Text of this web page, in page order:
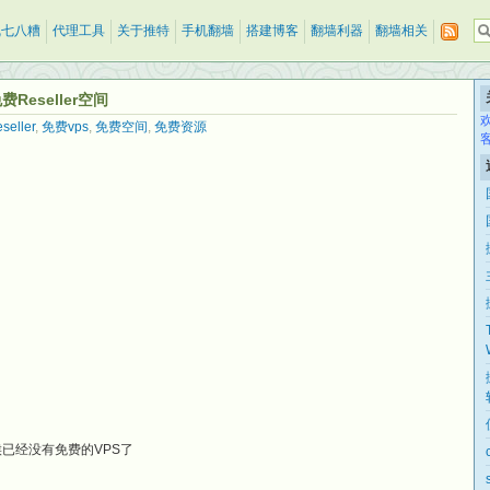
八糟 代理工具 关于推特 手机翻墙 搭建博客 翻墙利器 翻墙相关
Reseller空间
, 免费vps, 免费空间, 免费资源
经没有免费的VPS了